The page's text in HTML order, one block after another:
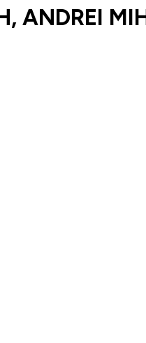
ANDREI